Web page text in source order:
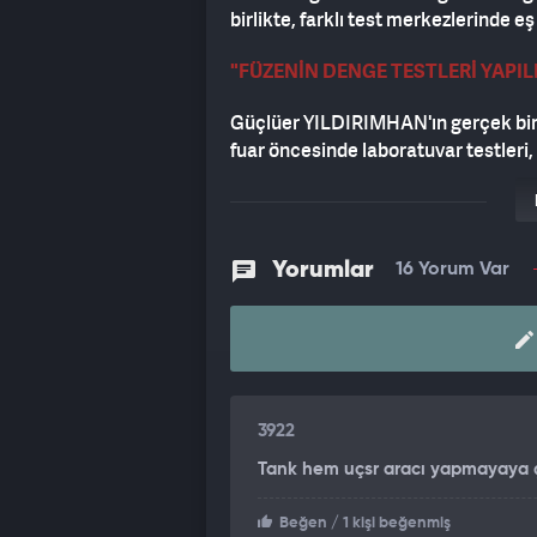
birlikte, farklı test merkezlerinde
"FÜZENİN DENGE TESTLERİ
Güçlüer YILDIRIMHAN'ın gerçek
fuar öncesinde laboratuvar
motorların çalıştırıldığı ve
füzenin denge testleri de
kontrol sistemleri, yönlendirme
sınanıyor. Ayrıca yakıt testleri de
karakteristiği ve performans
çeken Eray Güçlüer, "Bu alanda
yürütülmesi dikkat çekiyor. Bu
Yorumlar 16 Yorum Var
3922
Tank hem uçsr aracı yapmayaya
Beğen / 1 kişi beğenmiş